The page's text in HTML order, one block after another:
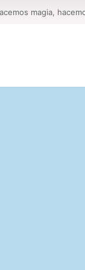
magia,